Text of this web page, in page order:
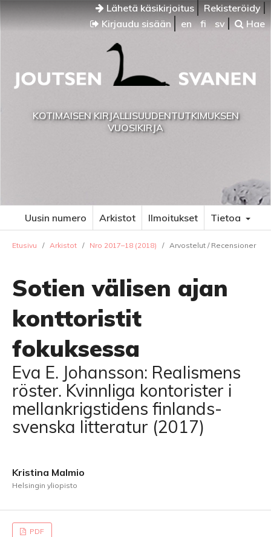
Lähetä käsikirjoitus
Rekisteröidy
Kirjaudu sisään
en fi sv Hae
KOTIMAISEN KIRJALLISUUDENTUTKIMUKSEN
VUOSIKIRJA
Uusin numero Arkistot Ilmoitukset Tietoa
Etusivu / Arkistot / Nro 2017–18 (2018) / Arvostelut / Recensioner
Sotien välisen ajan
konttoristit
fokuksessa
Eva E. Johansson: Realismens
röster. Kvinnliga kontorister i
mellankrigstidens finlands­
svenska litteratur (2017)
Kristina Malmio
Helsingin yliopisto
PDF